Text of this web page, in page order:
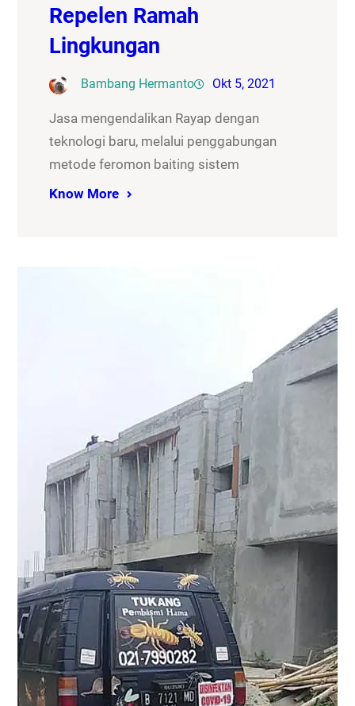
Repelen Ramah
Lingkungan
Bambang Hermanto Okt 5, 2021
Jasa mengendalikan Rayap dengan
teknologi baru, melalui penggabungan
metode feromon baiting sistem
Know More